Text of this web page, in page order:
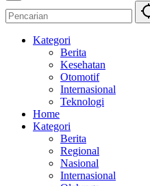
Kategori
Berita
Kesehatan
Otomotif
Internasional
Teknologi
Home
Kategori
Berita
Regional
Nasional
Internasional